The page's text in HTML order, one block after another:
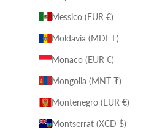
Messico (EUR €)
Moldavia (MDL L)
Monaco (EUR €)
Mongolia (MNT ₮)
Montenegro (EUR €)
Montserrat (XCD $)